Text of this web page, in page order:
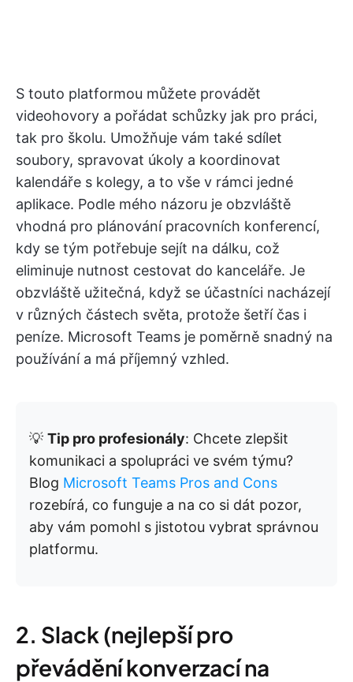
S touto platformou můžete provádět
videohovory a pořádat schůzky jak pro práci,
tak pro školu. Umožňuje vám také sdílet
soubory, spravovat úkoly a koordinovat
kalendáře s kolegy, a to vše v rámci jedné
aplikace. Podle mého názoru je obzvláště
vhodná pro plánování pracovních konferencí,
kdy se tým potřebuje sejít na dálku, což
eliminuje nutnost cestovat do kanceláře. Je
obzvláště užitečná, když se účastníci nacházejí
v různých částech světa, protože šetří čas i
peníze. Microsoft Teams je poměrně snadný na
používání a má příjemný vzhled.
💡 Tip pro profesionály: Chcete zlepšit
komunikaci a spolupráci ve svém týmu?
Blog Microsoft Teams Pros and Cons
rozebírá, co funguje a na co si dát pozor,
aby vám pomohl s jistotou vybrat správnou
platformu.
2. Slack (nejlepší pro
převádění konverzací na